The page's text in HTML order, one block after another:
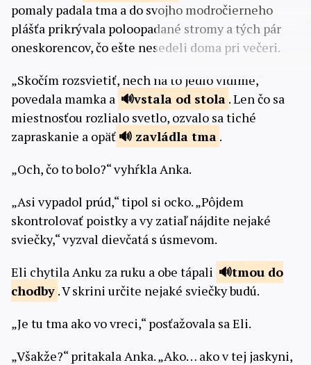
pomaly padala tma a do svojho modročierneho
plášťa prikrývala poloopadané stromy a tých pár
oneskorencov, čo ešte nesedeli doma pri večeri.
„Skočím rozsvietiť, nech na to jedlo vidíme,“
povedala mamka a
vstala od stola . Len čo sa
miestnosťou rozlialo svetlo, ozvalo sa tiché
zapraskanie a opäť
zavládla tma .
„Och, čo to bolo?“ vyhŕkla Anka.
„Asi vypadol prúd,“ tipol si ocko. „Pôjdem
skontrolovať poistky a vy zatiaľ nájdite nejaké
sviečky,“ vyzval dievčatá s úsmevom.
Eli chytila Anku za ruku a obe tápali
tmou do
chodby . V skrini určite nejaké sviečky budú.
„Je tu tma ako vo vreci,“ posťažovala sa Eli.
„Všakže?“ pritakala Anka. „Ako… ako v tej jaskyni,